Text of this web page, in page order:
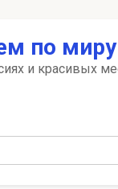
по
и красивых